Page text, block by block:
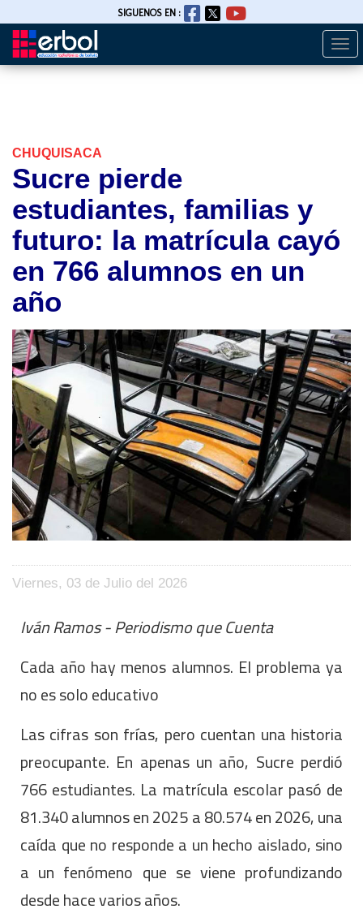
Pasar
SIGUENOS EN :
CHUQUISACA
Sucre pierde
estudiantes, familias y
futuro: la matrícula cayó
en 766 alumnos en un
año
Viernes, 03 de Julio del 2026
Iván Ramos - Periodismo que Cuenta
Cada año hay menos alumnos. El problema ya
no es solo educativo
Las cifras son frías, pero cuentan una historia
preocupante. En apenas un año, Sucre perdió
766 estudiantes. La matrícula escolar pasó de
81.340 alumnos en 2025 a 80.574 en 2026, una
caída que no responde a un hecho aislado, sino
a un fenómeno que se viene profundizando
desde hace varios años.